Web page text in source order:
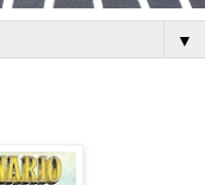
▼